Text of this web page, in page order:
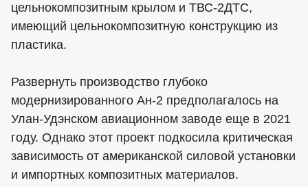
цельнокомпозитным крылом и ТВС-2ДТС,
имеющий цельнокомпозитную конструкцию из
пластика.
Развернуть производство глубоко
модернизированного Ан-2 предполагалось на
Улан-Удэнском авиационном заводе еще в 2021
году. Однако этот проект подкосила критическая
зависимость от американской силовой установки
и импортных композитных материалов.